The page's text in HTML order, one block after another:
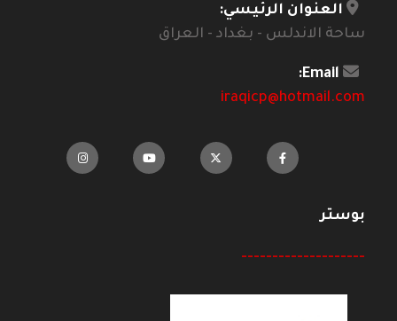
العنوان الرئيسي:
ساحة الاندلس - بغداد - العراق
Email:
iraqicp@hotmail.com
بوستر
--------------------